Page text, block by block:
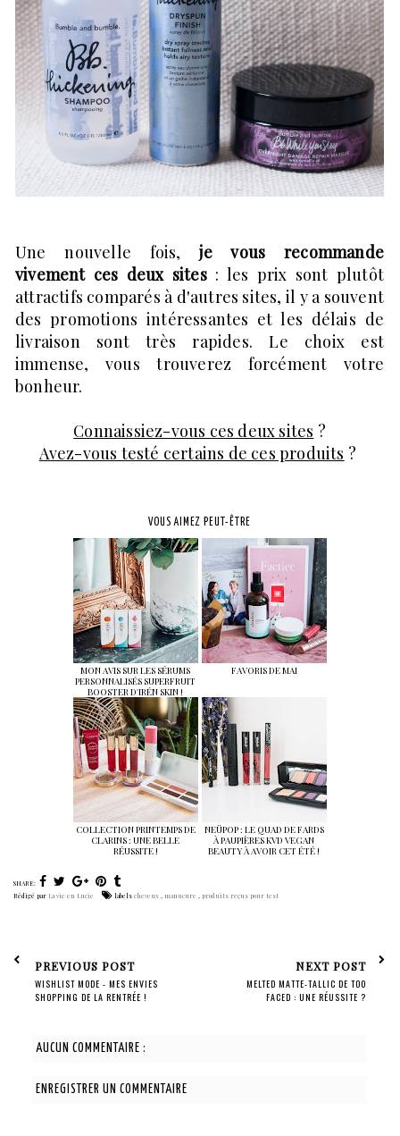
Une nouvelle fois,je vous recommande
vivement ces deux sites: les prix sont plutôt
attractifs comparés à d'autres sites, il y a souvent
des promotions intéressantes et les délais de
livraison sont très rapides. Le choix est
immense, vous trouverez forcément votre
bonheur.
Connaissiez-vous ces deux sites ?
Avez-vous testé certains de ces produits ?
VOUS AIMEZ PEUT-ÊTRE
MON AVIS SUR LES SÉRUMS
PERSONNALISÉS SUPERFRUIT
BOOSTER D'IRÉN SKIN !
FAVORIS DE MAI
COLLECTION PRINTEMPS DE
CLARINS : UNE BELLE
RÉUSSITE !
NEÜPOP : LE QUAD DE FARDS
À PAUPIÈRES KVD VEGAN
BEAUTY À AVOIR CET ÉTÉ !
SHARE:
Rédigé par La vie en Lucie labels cheveux manucure produits reçus pour test
PREVIOUS POST
WISHLIST MODE - MES ENVIES
SHOPPING DE LA RENTRÉE !
NEXT POST
MELTED MATTE-TALLIC DE TOO
FACED : UNE RÉUSSITE ?
AUCUN COMMENTAIRE :
ENREGISTRER UN COMMENTAIRE